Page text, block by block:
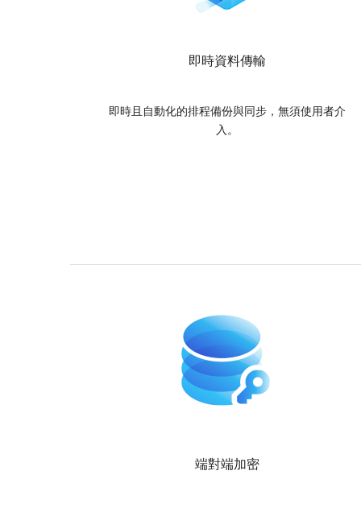
即時資料傳輸
即時且自動化的排程備份與同步，無須使用者介
入。
端對端加密